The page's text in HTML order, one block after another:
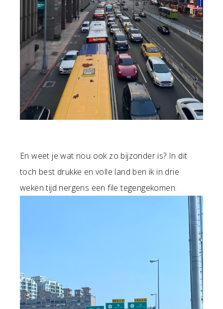
En weet je wat nou ook zo bijzonder is? In dit
toch best drukke en volle land ben ik in drie
weken tijd nergens een file tegengekomen.